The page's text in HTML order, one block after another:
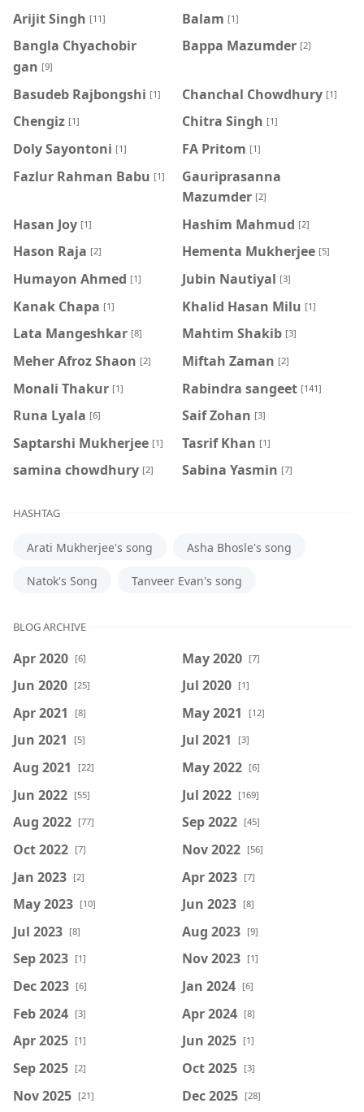
Arijit Singh [11] Balam [1]
Bangla Chyachobir
gan [9]
Bappa Mazumder [2]
Basudeb Rajbongshi [1] Chanchal Chowdhury [1]
Chengiz [1] Chitra Singh [1]
Doly Sayontoni [1] FA Pritom [1]
Fazlur Rahman Babu [1]
Gauriprasanna
Mazumder [2]
Hasan Joy [1] Hashim Mahmud [2]
Hason Raja [2] Hementa Mukherjee [5]
Humayon Ahmed [1] Jubin Nautiyal [3]
Kanak Chapa [1] Khalid Hasan Milu [1]
Lata Mangeshkar [8] Mahtim Shakib [3]
Meher Afroz Shaon [2] Miftah Zaman [2]
Monali Thakur [1] Rabindra sangeet [141]
Runa Lyala [6] Saif Zohan [3]
Saptarshi Mukherjee [1] Tasrif Khan [1]
samina chowdhury [2] ‍Sabina Yasmin [7]
HASHTAG
Arati Mukherjee's song Asha Bhosle's song
Natok's Song Tanveer Evan's song
BLOG ARCHIVE
Apr 2020 [6] May 2020 [7]
Jun 2020 [25] Jul 2020 [1]
Apr 2021 [8] May 2021 [12]
Jun 2021 [5] Jul 2021 [3]
Aug 2021 [22] May 2022 [6]
Jun 2022 [55] Jul 2022 [169]
Aug 2022 [77] Sep 2022 [45]
Oct 2022 [7] Nov 2022 [56]
Jan 2023 [2] Apr 2023 [7]
May 2023 [10] Jun 2023 [8]
Jul 2023 [8] Aug 2023 [9]
Sep 2023 [1] Nov 2023 [1]
Dec 2023 [6] Jan 2024 [6]
Feb 2024 [3] Apr 2024 [8]
Apr 2025 [1] Jun 2025 [1]
Sep 2025 [2] Oct 2025 [3]
Nov 2025 [21] Dec 2025 [28]